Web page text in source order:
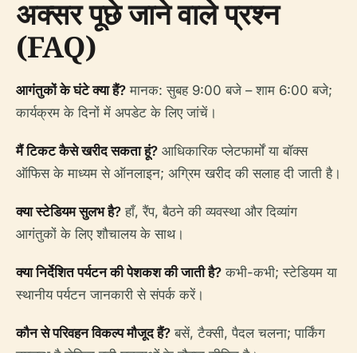
अक्सर पूछे जाने वाले प्रश्न
(FAQ)
आगंतुकों के घंटे क्या हैं? मानक: सुबह 9:00 बजे – शाम 6:00 बजे;
कार्यक्रम के दिनों में अपडेट के लिए जांचें।
मैं टिकट कैसे खरीद सकता हूं? आधिकारिक प्लेटफार्मों या बॉक्स
ऑफिस के माध्यम से ऑनलाइन; अग्रिम खरीद की सलाह दी जाती है।
क्या स्टेडियम सुलभ है? हाँ, रैंप, बैठने की व्यवस्था और दिव्यांग
आगंतुकों के लिए शौचालय के साथ।
क्या निर्देशित पर्यटन की पेशकश की जाती है? कभी-कभी; स्टेडियम या
स्थानीय पर्यटन जानकारी से संपर्क करें।
कौन से परिवहन विकल्प मौजूद हैं? बसें, टैक्सी, पैदल चलना; पार्किंग